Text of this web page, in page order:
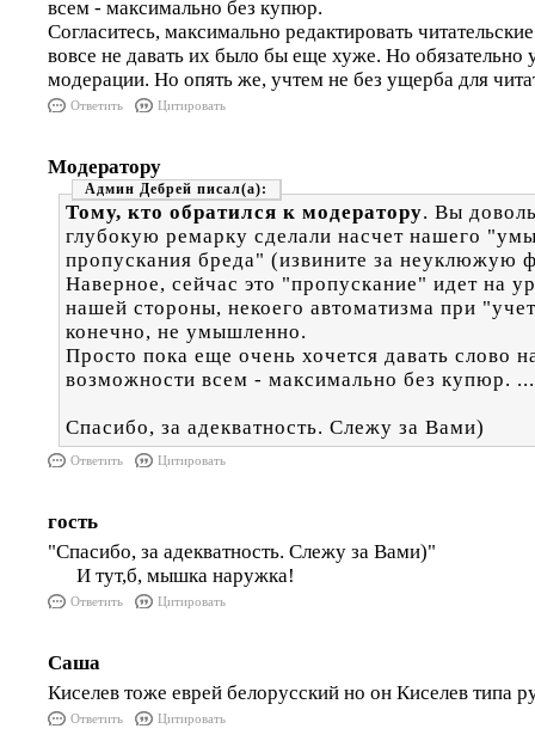
всем - максимально без купюр.
Согласитесь, максимально редактировать
вовсе не давать их было бы еще хуже. Но
модерации. Но опять же, учтем не без ущерба для
Ответить Цитировать
Модератору
Админ Дебрей
Тому, кто обратился к модератору. Вы
глубокую ремарку сделали насчет нашего
пропускания бреда" (извините за неуклюжую
Наверное, сейчас это "пропускание" идет на
нашей стороны, некоего автоматизма при
конечно, не умышленно.
Просто пока еще очень хочется давать слово
возможности всем - максимально без купюр.
Спасибо, за адекватность. Слежу за Вами)
Ответить Цитировать
гость
"Спасибо, за адекватность. Слежу за Вами)"
И тут,б, мышка наружка!
Ответить Цитировать
Саша
Киселев тоже еврей белорусский но он Киселев типа
Ответить Цитировать